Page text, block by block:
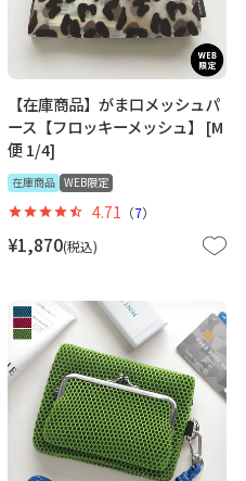
【在庫商品】がま口メッシュパ
ース【フロッキーメッシュ】 [M
便 1/4]
在庫商品 WEB限定
¥1,870 税込
4.71 （7）